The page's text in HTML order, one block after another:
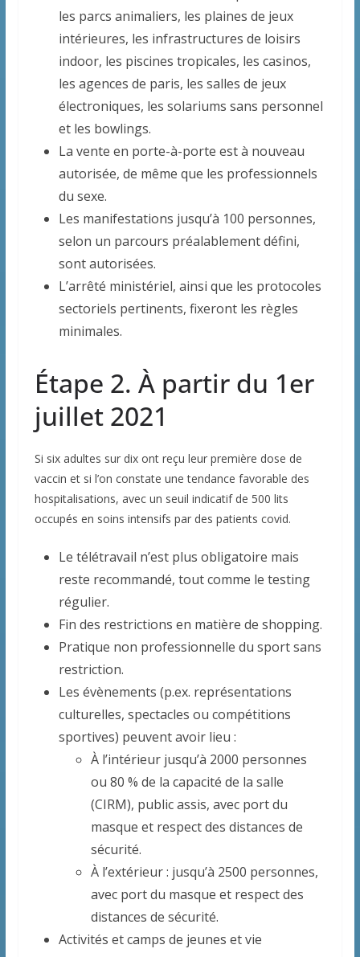
les parcs animaliers, les plaines de jeux
intérieures, les infrastructures de loisirs
indoor, les piscines tropicales, les casinos,
les agences de paris, les salles de jeux
électroniques, les solariums sans personnel
et les bowlings.
La vente en porte-à-porte est à nouveau
autorisée, de même que les professionnels
du sexe.
Les manifestations jusqu’à 100 personnes,
selon un parcours préalablement défini,
sont autorisées.
L’arrêté ministériel, ainsi que les protocoles
sectoriels pertinents, fixeront les règles
minimales.
Étape 2. À partir du 1er
juillet 2021
Si six adultes sur dix ont reçu leur première dose de
vaccin et si l’on constate une tendance favorable des
hospitalisations, avec un seuil indicatif de 500 lits
occupés en soins intensifs par des patients covid.
Le télétravail n’est plus obligatoire mais
reste recommandé, tout comme le testing
régulier.
Fin des restrictions en matière de shopping.
Pratique non professionnelle du sport sans
restriction.
Les évènements (p.ex. représentations
culturelles, spectacles ou compétitions
sportives) peuvent avoir lieu :
À l’intérieur jusqu’à 2000 personnes
ou 80 % de la capacité de la salle
(CIRM), public assis, avec port du
masque et respect des distances de
sécurité.
À l’extérieur : jusqu’à 2500 personnes,
avec port du masque et respect des
distances de sécurité.
Activités et camps de jeunes et vie